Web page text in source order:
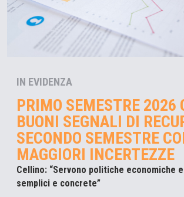
IN EVIDENZA
PRIMO SEMESTRE 2026
BUONI SEGNALI DI
SECONDO SEMESTRE
MAGGIORI INCERTEZZE
Cellino: “Servono politiche economiche
semplici e concrete”